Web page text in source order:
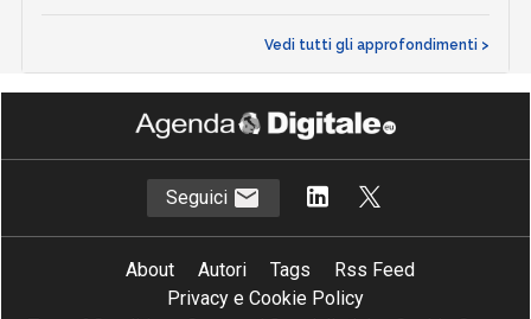
Vedi tutti gli approfondimenti >
Seguici
About Autori Tags
Rss Feed
Privacy e Cookie Policy